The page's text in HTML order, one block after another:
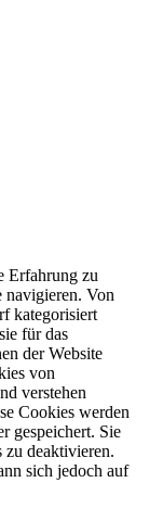
Erfahrung zu
navigieren. Von
kategorisiert
für das
der Website
von
verstehen
Cookies werden
gespeichert. Sie
zu deaktivieren.
sich jedoch auf